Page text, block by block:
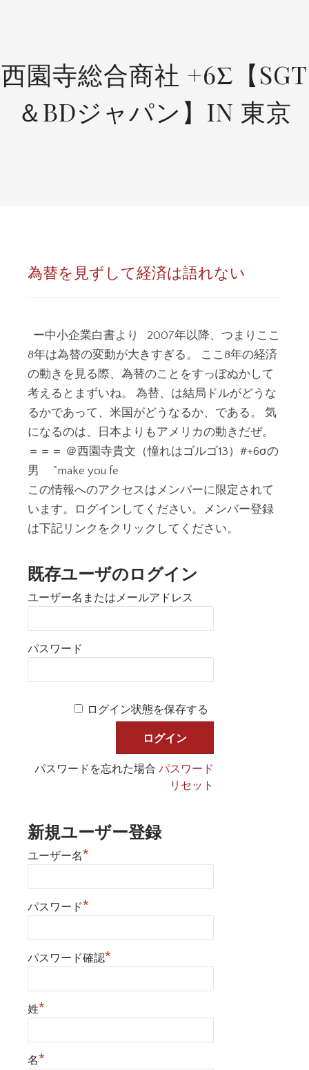
西園寺総合商社 +6Σ【SGT
＆BDジャパン】IN 東京
為替を見ずして経済は語れない
ー中小企業白書より 2007年以降、つまりここ
8年は為替の変動が大きすぎる。 ここ8年の経済
の動きを見る際、為替のことをすっぽぬかして
考えるとまずいね。 為替、は結局ドルがどうな
るかであって、米国がどうなるか、である。 気
になるのは、日本よりもアメリカの動きだぜ。
＝＝＝ ＠西園寺貴文（憧れはゴルゴ13）#+6σの
男 "make you fe
この情報へのアクセスはメンバーに限定されて
います。ログインしてください。メンバー登録
は下記リンクをクリックしてください。
既存ユーザのログイン
ユーザー名またはメールアドレス
パスワード
ログイン状態を保存する
パスワードを忘れた場合パスワード
リセット
新規ユーザー登録
ユーザー名*
パスワード*
パスワード確認*
姓*
名*